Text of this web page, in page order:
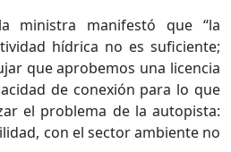
ministra manifestó que “la
hídrica no es suficiente;
que aprobemos una licencia
de conexión para lo que
el problema de la autopista:
con el sector ambiente no